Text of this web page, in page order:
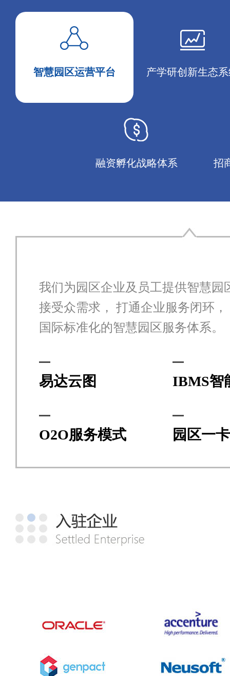
智慧园区运营平台 产学研创新生态
融资孵化战略体系 招
我们为园区企业及员工提供智慧园
接受众需求， 打通企业服务闭环
国际标准化的智慧园区服务体系。
易达云图 IBMS智
O2O服务模式 园区一